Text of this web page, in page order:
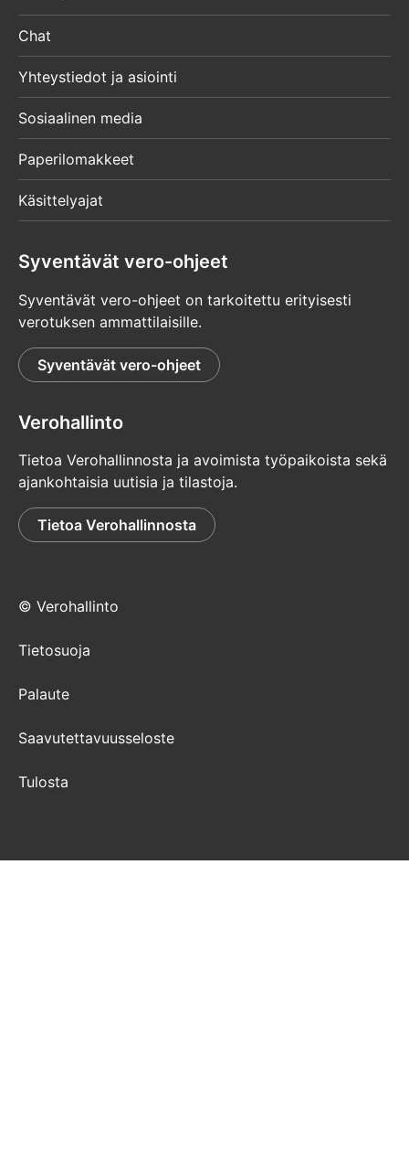
Chat
Yhteystiedot ja asiointi
Sosiaalinen media
Paperilomakkeet
Käsittelyajat
Syventävät vero-ohjeet
Syventävät vero-ohjeet on tarkoitettu erityisesti
verotuksen ammattilaisille.
Syventävät vero-ohjeet
Verohallinto
Tietoa Verohallinnosta ja avoimista työpaikoista sekä
ajankohtaisia uutisia ja tilastoja.
Tietoa Verohallinnosta
© Verohallinto
Tietosuoja
Palaute
Saavutettavuusseloste
Tulosta